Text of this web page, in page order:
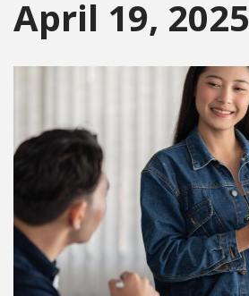
April 19, 2025